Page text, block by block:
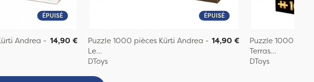
ÉPUISÉ
Andrea - 14,90 €
ÉPUISÉ
Puzzle 1000 pièces Kürti Andrea -
Le...
DToys
14,90 €
Puzzle 1000
Terras...
DToys